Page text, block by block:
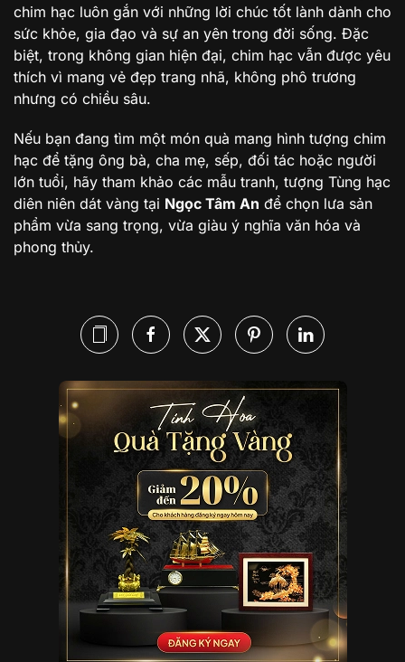
chim hạc luôn gắn với những lời chúc tốt lành dành cho
sức khỏe, gia đạo và sự an yên trong đời sống. Đặc
biệt, trong không gian hiện đại, chim hạc vẫn được yêu
thích vì mang vẻ đẹp trang nhã, không phô trương
nhưng có chiều sâu.
Nếu bạn đang tìm một món quà mang hình tượng chim
hạc để tặng ông bà, cha mẹ, sếp, đối tác hoặc người
lớn tuổi, hãy tham khảo các mẫu tranh, tượng Tùng hạc
diên niên dát vàng tại Ngọc Tâm An để chọn lưa sản
phẩm vừa sang trọng, vừa giàu ý nghĩa văn hóa và
phong thủy.